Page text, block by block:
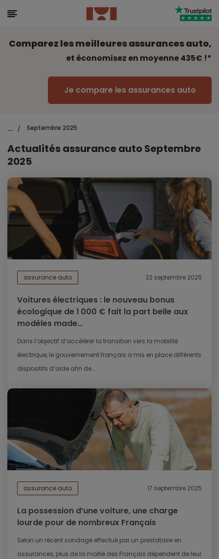
Comparez les meilleures assurances auto,
et économisez en moyenne 435€ !*
Je compare les assurances auto
... / Septembre 2025
Actualités assurance auto Septembre
2025
assurance auto 22 septembre 2025
Voitures électriques : le nouveau bonus
écologique de 1 000 € fait la part belle aux
modèles made...
Dans l’objectif d’accélérer la transition vers la mobilité
électrique, le gouvernement français a mis en place différents
dispositifs d’aide afin de...
assurance auto 17 septembre 2025
La possession d’une voiture, une charge
lourde pour de nombreux Français
Selon un récent sondage effectué par un prestataire en
assurances, plus de la moitié des Français dépendent de leur